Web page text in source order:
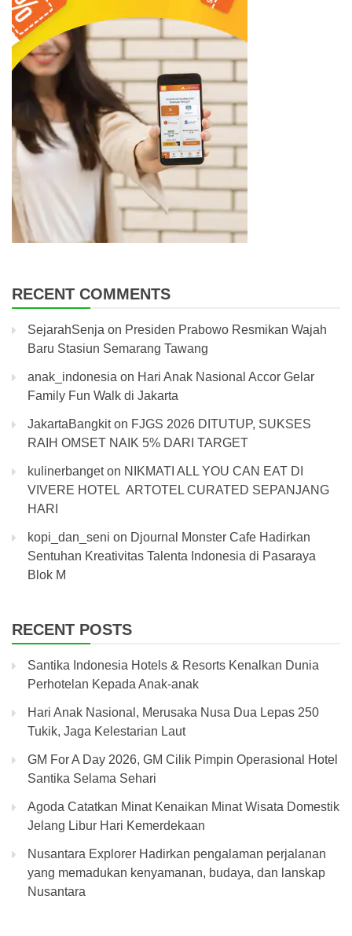
RECENT COMMENTS
SejarahSenja on Presiden Prabowo Resmikan Wajah
Baru Stasiun Semarang Tawang
anak_indonesia on Hari Anak Nasional Accor Gelar
Family Fun Walk di Jakarta
JakartaBangkiton FJGS 2026 DITUTUP, SUKSES
RAIH OMSET NAIK 5% DARI TARGET
kulinerbangeton NIKMATI ALL YOU CAN EAT DI
VIVERE HOTEL ARTOTEL CURATED SEPANJANG
HARI
kopi_dan_seni on Djournal Monster Cafe Hadirkan
Sentuhan Kreativitas Talenta Indonesia di Pasaraya
Blok M
RECENT POSTS
Santika Indonesia Hotels & Resorts Kenalkan Dunia
Perhotelan Kepada Anak-anak
Hari Anak Nasional, Merusaka Nusa Dua Lepas 250
Tukik, Jaga Kelestarian Laut
GM For A Day 2026, GM Cilik Pimpin Operasional Hotel
Santika Selama Sehari
Agoda Catatkan Minat Kenaikan Minat Wisata Domestik
Jelang Libur Hari Kemerdekaan
Nusantara Explorer Hadirkan pengalaman perjalanan
yang memadukan kenyamanan, budaya, dan lanskap
Nusantara